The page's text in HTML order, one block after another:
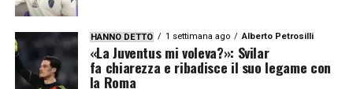
HANNO DETTO 1 settimana ago Alberto Petrosilli
«La Juventus mi voleva?»: Svilar
fa chiarezza e ribadisce il suo legame con
la Roma